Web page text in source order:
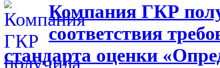
Компания ГКР
соответствия
стандарта оценки